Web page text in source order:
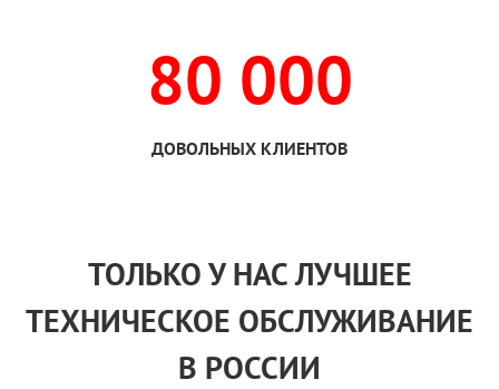
80 000
ДОВОЛЬНЫХ КЛИЕНТОВ
ТОЛЬКОУ НАСЛУЧШЕЕ
ТЕХНИЧЕСКОЕ ОБСЛУЖИВАНИЕ
В РОССИИ